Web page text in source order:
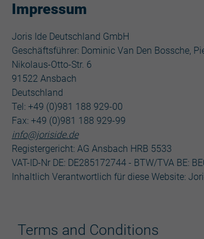
Impressum
Joris Ide Deutschland GmbH
Geschäftsführer: Dominic Van Den Bossche,
Nikolaus-Otto-Str. 6
91522 Ansbach
Deutschland
Tel: +49 (0)981 188 929-00
Fax: +49 (0)981 188 929-99
info@joriside.de
Registergericht: AG Ansbach HRB 5533
VAT-ID-Nr DE: DE285172744 - BTW/TVA BE:
Inhaltlich Verantwortlich für diese Website:
Terms and Conditions